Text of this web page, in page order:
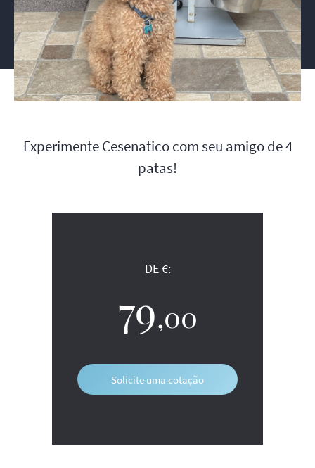
Experimente Cesenatico com seu amigo de 4
patas!
DE €:
79,00
Solicite uma cotação